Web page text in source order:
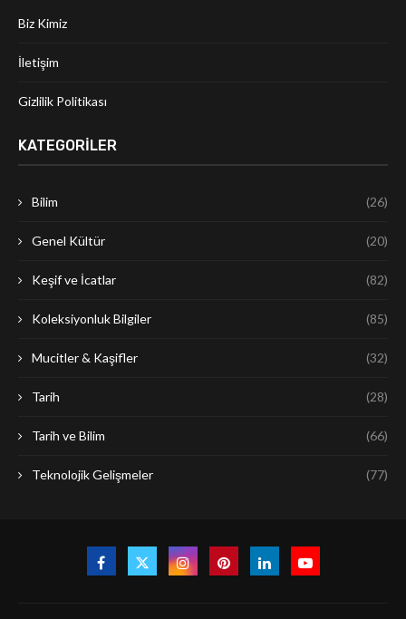
Biz Kimiz
İletişim
Gizlilik Politikası
KATEGORILER
Bilim (26)
Genel Kültür (20)
Keşif ve İcatlar (82)
Koleksiyonluk Bilgiler (85)
Mucitler & Kaşifler (32)
Tarih (28)
Tarih ve Bilim (66)
Teknolojik Gelişmeler (77)